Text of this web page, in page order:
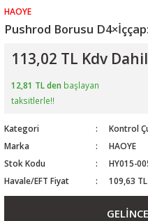
HAOYE
Pushrod Borusu
113,02 TL Kdv Dahil
12,81 TL den başlayan
taksitlerle!!
Kategori
Kontrol
Marka
HAOYE
Stok Kodu
HY015-
Havale/EFT Fiyat
109,63